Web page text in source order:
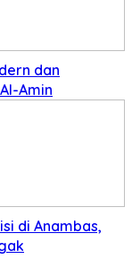
dan
Amin
di Anambas,